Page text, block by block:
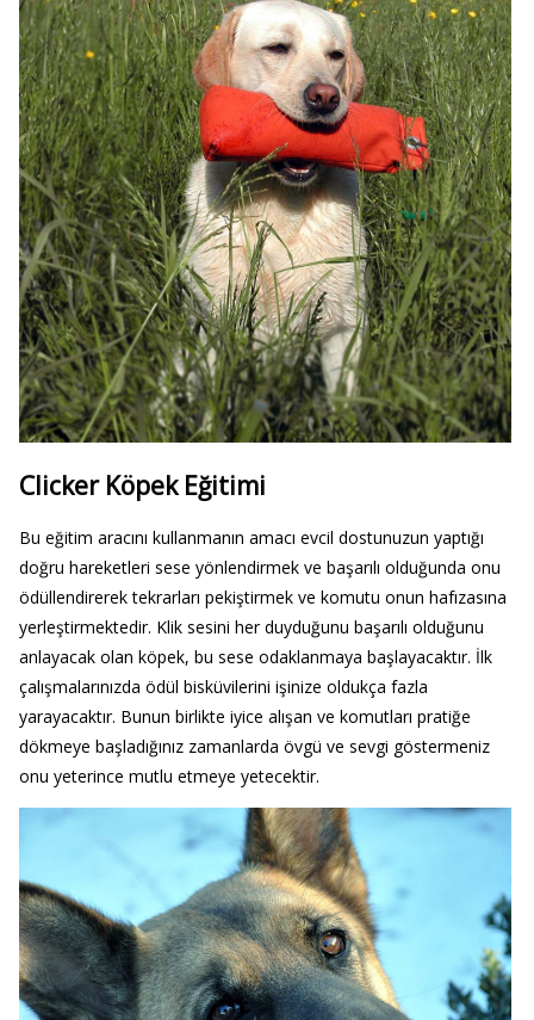
Clicker Köpek Eğitimi
Bu eğitim aracını kullanmanın amacı evcil dostunuzun yaptığı
doğru hareketleri sese yönlendirmek ve başarılı olduğunda onu
ödüllendirerek tekrarları pekiştirmek ve komutu onun hafızasına
yerleştirmektedir. Klik sesini her duyduğunu başarılı olduğunu
anlayacak olan köpek, bu sese odaklanmaya başlayacaktır. İlk
çalışmalarınızda ödül bisküvilerini işinize oldukça fazla
yarayacaktır. Bunun birlikte iyice alışan ve komutları pratiğe
dökmeye başladığınız zamanlarda övgü ve sevgi göstermeniz
onu yeterince mutlu etmeye yetecektir.